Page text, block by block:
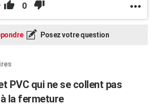
0
Posez votre question
PVC qui ne se collent pas
la fermeture